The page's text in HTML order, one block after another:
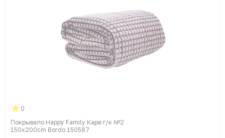
0
Покрывало Happy Family Каре г/к №2
150x200cm Bordo 150587